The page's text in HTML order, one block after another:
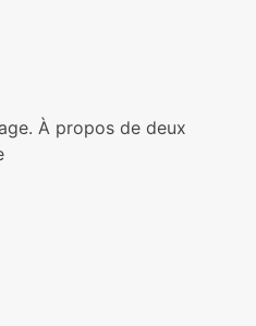
À propos de deux